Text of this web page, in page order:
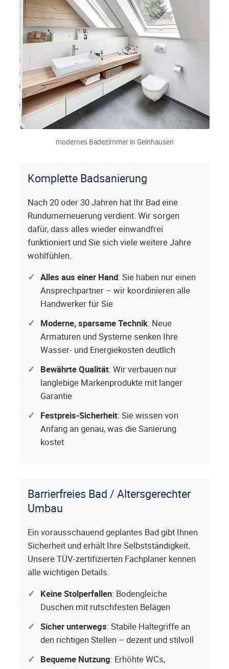
modernes Badezimmer in Gelnhausen
Komplette Badsanierung
Nach 20 oder 30 Jahren hat Ihr Bad eine
Rundumerneuerung verdient. Wir sorgen
dafür, dass alles wieder einwandfrei
funktioniert und Sie sich viele weitere Jahre
wohlfühlen.
Alles aus einer Hand: Sie haben nur einen
Ansprechpartner – wir koordinieren alle
Handwerker für Sie
Moderne, sparsame Technik: Neue
Armaturen und Systeme senken Ihre
Wasser- und Energiekosten deutlich
Bewährte Qualität: Wir verbauen nur
langlebige Markenprodukte mit langer
Garantie
Festpreis-Sicherheit: Sie wissen von
Anfang an genau, was die Sanierung
kostet
Barrierfreies Bad / Altersgerechter
Umbau
Ein vorausschauend geplantes Bad gibt Ihnen
Sicherheit und erhält Ihre Selbstständigkeit.
Unsere TÜV-zertifizierten Fachplaner kennen
alle wichtigen Details.
Keine Stolperfallen: Bodengleiche
Duschen mit rutschfesten Belägen
Sicher unterwegs: Stabile Haltegriffe an
den richtigen Stellen – dezent und stilvoll
Bequeme Nutzung: Erhöhte WCs,